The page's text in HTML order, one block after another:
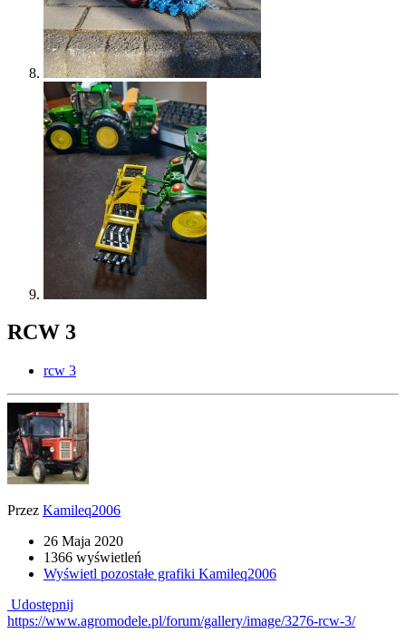
RCW 3
rcw 3
Przez Kamileq2006
26 Maja 2020
1366 wyświetleń
Wyświetl pozostałe grafiki Kamileq2006
Udostępnij
https://www.agromodele.pl/forum/gallery/image/3276-rcw-3/